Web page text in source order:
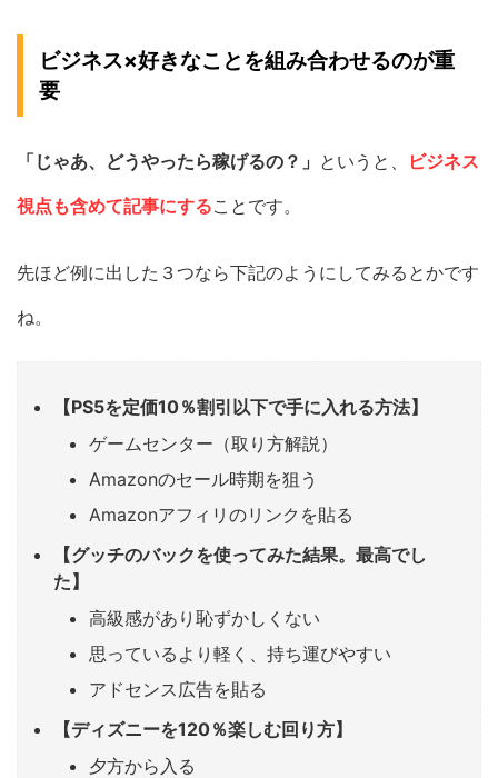
ビジネス×好きなことを組み合わせるのが重
要
「じゃあ、どうやったら稼げるの？」 というと、
ビジネス
視点も含めて記事にすることです。
先ほど例に出した３つなら下記のようにしてみるとかです
ね。
【PS5を定価10％割引以下で手に入れる方法】
ゲームセンター（取り方解説）
Amazonのセール時期を狙う
Amazonアフィリのリンクを貼る
【グッチのバックを使ってみた結果。最高でし
た】
高級感があり恥ずかしくない
思っているより軽く、持ち運びやすい
アドセンス広告を貼る
【ディズニーを120％楽しむ回り方】
夕方から入る